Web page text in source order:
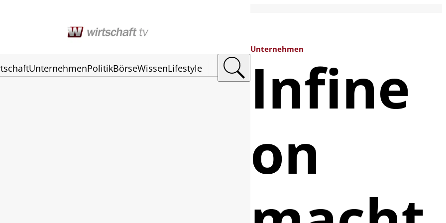
UnternehmenPolitikBörseWissenLifestyle
Unternehmen
Infine
on